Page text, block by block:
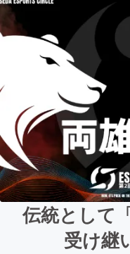
伝統として
受け継